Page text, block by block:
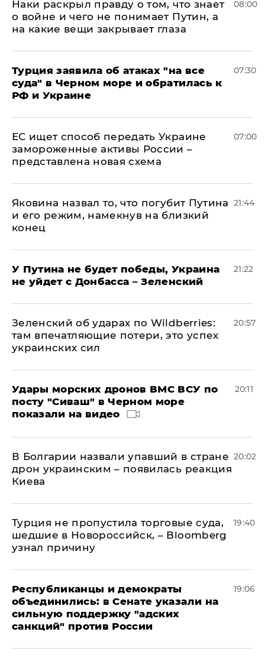
Наки раскрыл правду о том, что знает
о войне и чего не понимает Путин, а
на какие вещи закрывает глаза
08:00
Турция заявила об атаках "на все
суда" в Черном море и обратилась к
РФ и Украине
07:30
ЕС ищет способ передать Украине
замороженные активы России –
представлена новая схема
07:00
Яковина назвал то, что погубит Путина
и его режим, намекнув на близкий
конец
21:44
У Путина не будет победы, Украина
не уйдет с Донбасса – Зеленский
21:22
Зеленский об ударах по Wildberries:
там впечатляющие потери, это успех
украинских сил
20:57
Удары морских дронов ВМС ВСУ по
посту "Сиваш" в Черном море
показали на видео
20:11
В Болгарии назвали упавший в стране
дрон украинским – появилась реакция
Киева
20:02
Турция не пропустила торговые суда,
шедшие в Новороссийск, – Bloomberg
узнал причину
19:40
Республиканцы и демократы
объединились: в Сенате указали на
сильную поддержку "адских
санкций" против России
19:06